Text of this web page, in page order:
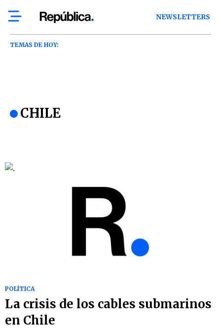
NEWSLETTERS
TEMAS DE HOY:
CHILE
POLÍTICA
La crisis de los cables submarinos
en Chile